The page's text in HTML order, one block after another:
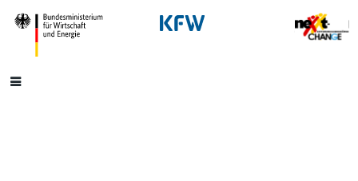
SrOnlyNavigation
Hauptmenü